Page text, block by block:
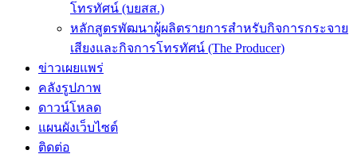
โทรทัศน์ (บยสส.)
หลักสูตรพัฒนาผู้ผลิตรายการสำหรับกิจการกระจาย
เสียงและกิจการโทรทัศน์ (The Producer)
ข่าวเผยแพร่
คลังรูปภาพ
ดาวน์โหลด
แผนผังเว็บไซต์
ติดต่อ